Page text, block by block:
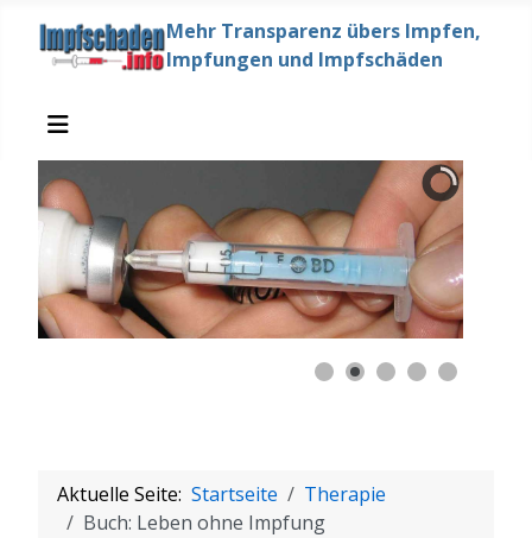
Mehr Transparenz übers Impfen,
Impfungen und Impfschäden
Aktuelle Seite: Startseite
Therapie
Buch: Leben ohne Impfung